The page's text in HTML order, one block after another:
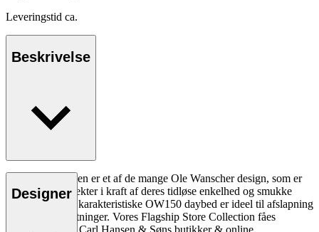
Leveringstid ca.
Beskrivelse
OW150 daybeden er et af de mange Ole Wanscher design, som er
blevet samleobjekter i kraft af deres tidløse enkelhed og smukke
overflader. Den karakteristiske OW150 daybed er ideel til afslapning
i moderne indretninger. Vores Flagship Store Collection fåes
eksklusivt kun i Carl Hansen & Søns butikker & online.
Designer